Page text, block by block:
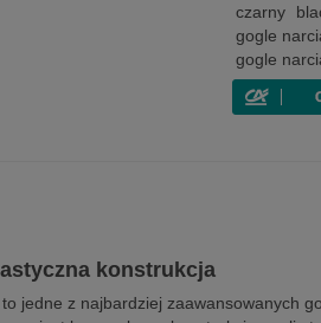
czarny
gogle
gogle
konstrukcja
jedne z najbardziej zaawansowanych